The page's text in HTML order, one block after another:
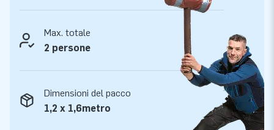
Max. totale
2 persone
Dimensioni del pacco
1,2 x 1,6metro